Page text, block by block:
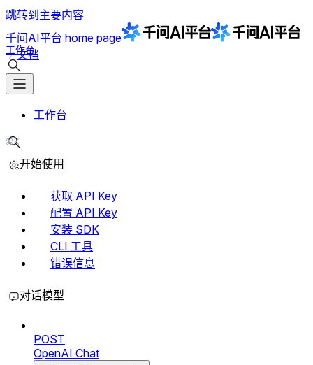
跳转到主要内容
千问AI平台 home page
文档
工作台
工作台
⌘K
开始使用
获取 API Key
配置 API Key
安装 SDK
CLI 工具
错误信息
对话模型
POST
OpenAI Chat